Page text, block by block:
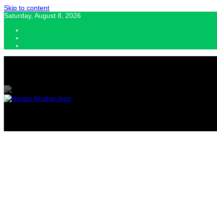
Skip to content
Saturday, August 8, 2026